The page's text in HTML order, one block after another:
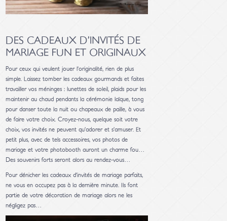
DES CADEAUX D’INVITÉS DE
MARIAGE FUN ET ORIGINAUX
Pour ceux qui veulent jouer l’originalité, rien de plus
simple. Laissez tomber les cadeaux gourmands et faites
travailler vos méninges : lunettes de soleil, plaids pour les
maintenir au chaud pendants la cérémonie laïque, tong
pour danser toute la nuit ou chapeaux de paille, à vous
de faire votre choix. Croyez-nous, quelque soit votre
choix, vos invités ne peuvent qu’adorer et s’amuser. Et
petit plus, avec de tels accessoires, vos photos de
mariage et votre photobooth auront un charme fou…
Des souvenirs forts seront alors au rendez-vous…
Pour dénicher les cadeaux d’invités de mariage parfaits,
ne vous en occupez pas à la dernière minute. Ils font
partie de votre décoration de mariage alors ne les
négligez pas…